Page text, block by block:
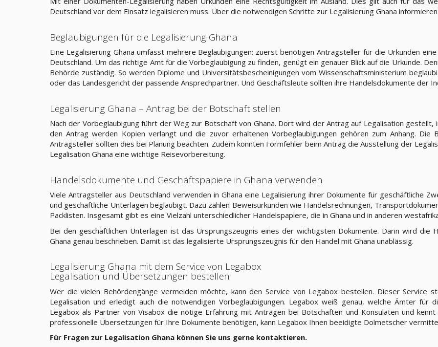
Deutschland vor dem Einsatz legalisieren muss. Über die notwendigen Schritte zur Legalisierung Ghana
Beglaubigungen für die Legalisierung Ghana
Eine Legalisierung Ghana umfasst mehrere Beglaubigungen: zuerst benötigen Antragsteller für die Urkunden
Deutschland. Um das richtige Amt für die Vorbeglaubigung zu finden, genügt ein genauer Blick auf die Urkunde.
Behörde zuständig. So werden Diplome und Universitätsbescheinigungen vom Wissenschaftsministerium
oder das Landesgericht der passende Ansprechpartner. Und Geschäftsleute sollten ihre Handelsdokumente der
Legalisierung Ghana – Antrag bei der Botschaft stellen
Nach der Vorbeglaubigung führt der Weg zur Botschaft von Ghana. Dort wird der Antrag auf Legalisation
den Antrag werden Kopien verlangt und die zuvor erhaltenen Vorbeglaubigungen gehören zum Anhang.
Antragsteller sollten dies bei Planung beachten. Zudem könnten Formfehler beim Antrag die Ausstellung der
Legalisation Ghana eine wichtige Reisevorbereitung.
Handelsdokumente und Geschäftspapiere in Ghana verwenden
Viele Antragsteller aus Deutschland verwenden in Ghana eine Legalisierung ihrer Dokumente für geschäftliche
und geschäftliche Unterlagen beglaubigt. Dazu zählen Beweisurkunden wie Handelsrechnungen,
Packlisten. Insgesamt gibt es eine Vielzahl unterschiedlicher Handelspapiere, die in Ghana und in anderen
Bei den geschäftlichen Unterlagen ist das Ursprungszeugnis eines der wichtigsten Dokumente. Darin wird die
Ghana genau beschrieben. Damit ist das legalisierte Ursprungszeugnis für den Handel mit Ghana unablässig.
Legalisierung Ghana mit dem Service von Legabox
Legalisation und Übersetzungen bestellen
Wer die vielen Behördengänge vermeiden möchte, kann den Service von Legabox bestellen. Dieser Service
Legalisation und erledigt auch die notwendigen Vorbeglaubigungen. Legabox weiß genau, welche Ämter für
Legabox als Partner von Visabox die nötige Erfahrung mit Anträgen bei Botschaften und Konsulaten und kennt
professionelle Übersetzungen für Ihre Dokumente benötigen, kann Legabox Ihnen beeidigte Dolmetscher
Für Fragen zur Legalisation Ghana können Sie uns gerne kontaktieren.